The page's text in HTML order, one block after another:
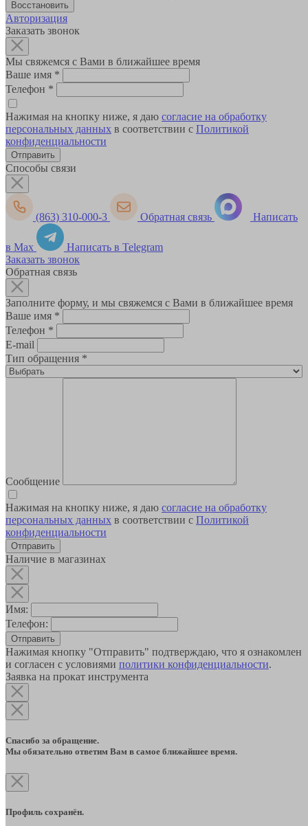
Авторизация
Заказать звонок
Мы свяжемся с Вами в ближайшее время
Ваше имя *
Телефон *
Нажимая на кнопку ниже, я даю согласие на обработку
персональных данных в соответствии с Политикой
конфиденциальности
Способы связи
(863) 310-000-3 Обратная связь Написать
в Max
Написать в Telegram
Заказать звонок
Обратная связь
Заполните форму, и мы свяжемся с Вами в ближайшее время
Ваше имя *
Телефон *
E-mail
Тип обращения *
Сообщение
Нажимая на кнопку ниже, я даю согласие на обработку
персональных данных в соответствии с Политикой
конфиденциальности
Наличие в магазинах
Имя:
Телефон:
Отправить
Нажимая кнопку "Отправить" подтверждаю, что я ознакомлен
и согласен с условиями политики конфиденциальности.
Заявка на прокат инструмента
Спасибо за обращение.
Мы обязательно ответим Вам в самое ближайшее время.
Профиль сохранён.